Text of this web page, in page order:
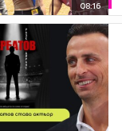
08:16